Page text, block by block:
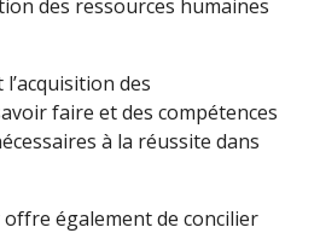
des ressources humaines
des
faire et des compétences
à la réussite dans
également de concilier